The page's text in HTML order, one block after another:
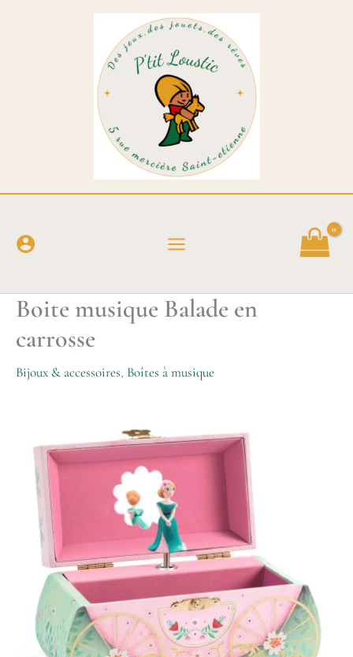
Boite musique Balade en
carrosse
Bijoux & accessoires, Boîtes à musique
Boite
musique
Balade